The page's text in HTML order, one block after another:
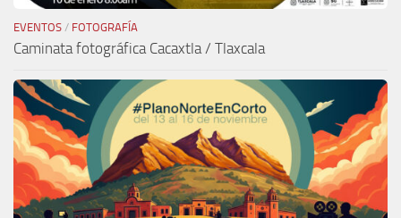
EVENTOS / FOTOGRAFÍA
Caminata fotográfica Cacaxtla / Tlaxcala